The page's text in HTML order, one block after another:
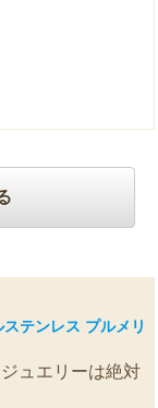
テンレス プルメリ
ュエリーは絶対